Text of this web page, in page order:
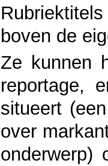
boven de
Ze kunnen
reportage,
situeert
over
onderwerp)